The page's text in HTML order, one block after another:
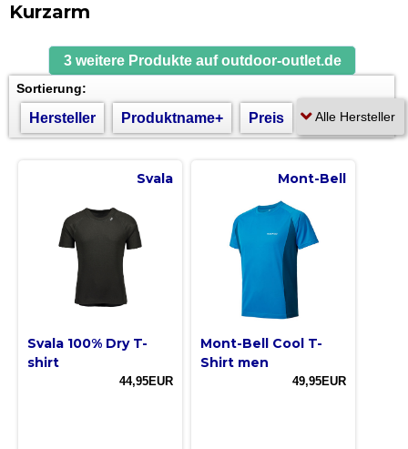
Kurzarm
3 weitere Produkte auf outdoor-outlet.de
Sortierung:
Hersteller Produktname+ Preis
Svala
Svala 100% Dry T-
shirt
44,95EUR
Mont-Bell
Mont-Bell Cool T-
Shirt men
49,95EUR